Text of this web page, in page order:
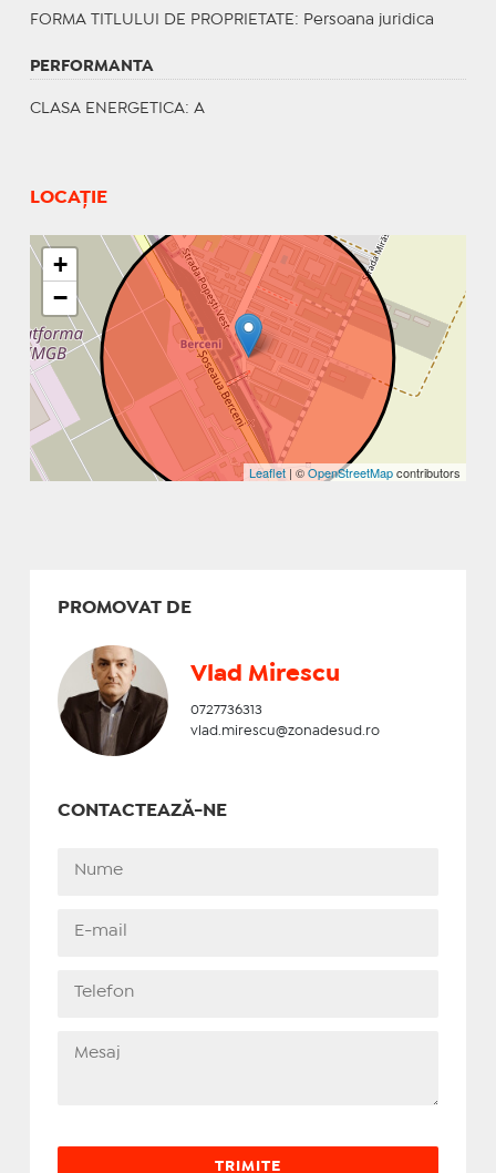
FORMA TITLULUI DE PROPRIETATE : Persoana juridica
PERFORMANTA
CLASA ENERGETICA: A
LOCAȚIE
+
−
Leaflet | ©OpenStreetMapcontributors
PROMOVAT DE
Vlad Mirescu
0727736313
vlad.mirescu@zonadesud.ro
CONTACTEAZĂ-NE